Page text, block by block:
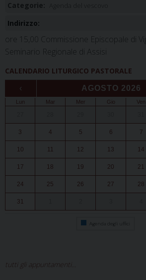
Categorie:
Indirizzo:
ore 15,00 Commissione Episcopale di
Seminario Regionale di Assisi
CALENDARIO LITURGICO PASTORALE
‹ AGOSTO 2026
Lun Mar Mer Gio Ven
3 4 5 6 7
10 11 12 13 14
17 18 19 20 21
24 25 26 27 28
31
Agenda degli uffici
tutti gli appuntamenti...